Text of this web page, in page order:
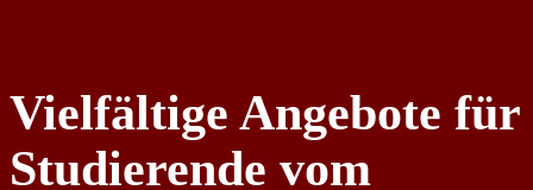
Vielfältige Angebote für
Studierende vom